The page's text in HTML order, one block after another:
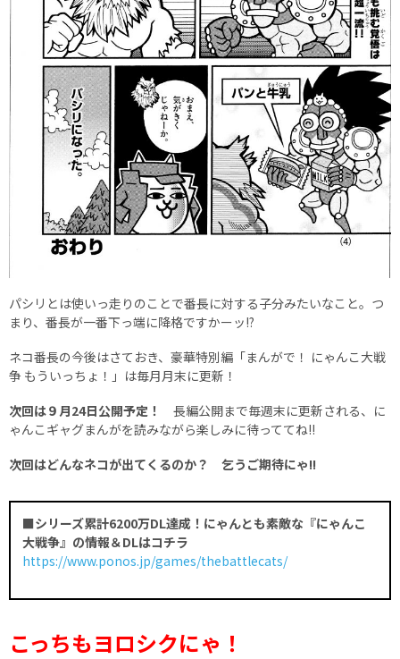
パシリとは使いっ走りのことで番長に対する子分みたいなこと。つ
まり、番長が一番下っ端に降格ですかーッ!?
ネコ番長の今後はさておき、豪華特別編「まんがで！ にゃんこ大戦
争 もういっちょ！」は毎月月末に更新！
次回は９月24日公開予定！ 長編公開まで毎週末に更新される、に
ゃんこギャグまんがを読みながら楽しみに待っててね!!
次回はどんなネコが出てくるのか？ 乞うご期待にゃ!!
■シリーズ累計6200万DL達成！にゃんとも素敵な『にゃんこ
大戦争』の情報＆DLはコチラ
https://www.ponos.jp/games/thebattlecats/
こっちもヨロシクにゃ！